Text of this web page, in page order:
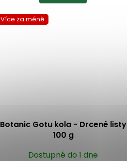
Více za méně
Botanic Gotu kola - Drcené listy
100 g
Dostupné do 1 dne